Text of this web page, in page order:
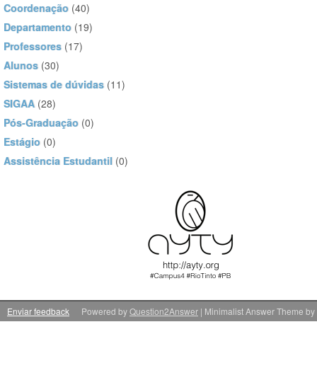
Coordenação (40)
Departamento (19)
Professores (17)
Alunos (30)
Sistemas de dúvidas (11)
SIGAA (28)
Pós-Graduação (0)
Estágio (0)
Assistência Estudantil (0)
Enviar feedback | Minimalist Answer Theme by
Powered byQuestion2Answer